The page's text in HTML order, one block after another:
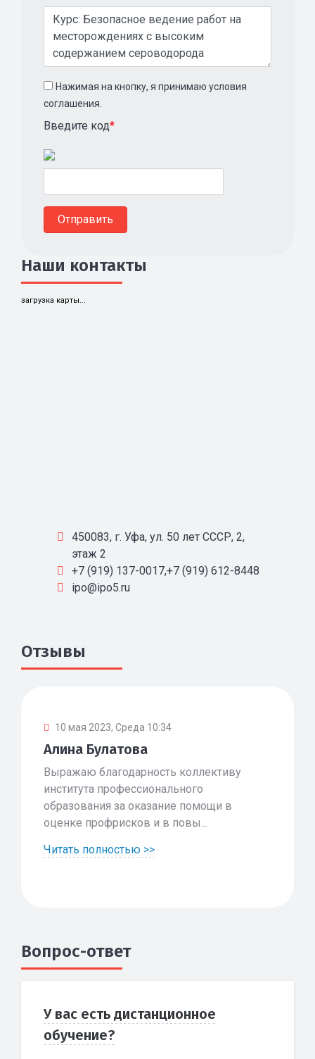
Нажимая на кнопку, я принимаю условия
соглашения.
Введите код*
Наши контакты
загрузка карты...
450083, г. Уфа, ул. 50 лет СССР, 2,
этаж 2
+7 (919) 137-0017,+7 (919) 612-8448
ipo@ipo5.ru
Отзывы
10 мая 2023, Среда 10:34
Алина Булатова
Выражаю благодарность коллективу
института профессионального
образования за оказание помощи в
оценке профрисков и в повы...
Читать полностью >>
Вопрос-ответ
У вас есть дистанционное
обучение?